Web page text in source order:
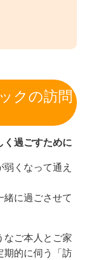
クの訪問
く過ごすために
くなって通え
緒に過ごさせて
なご本人とご家
期的に伺う「訪